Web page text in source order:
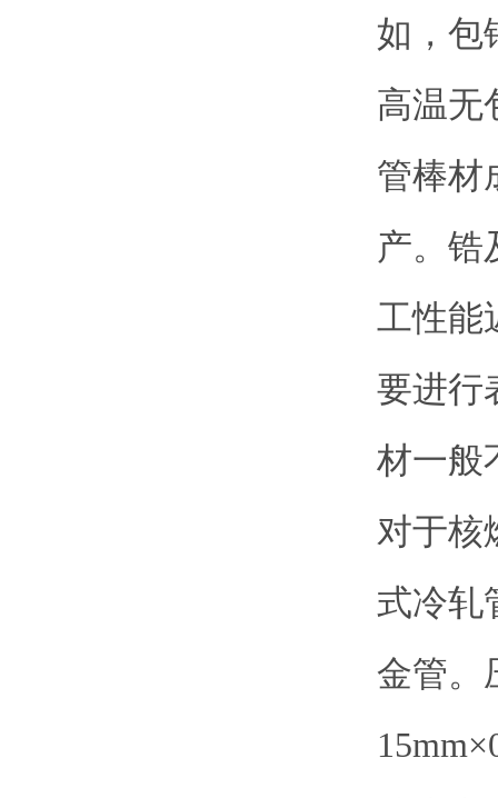
如，包
高温无
管棒材
产。锆
工性能
要进行
材一般
对于核
式冷轧
金管。